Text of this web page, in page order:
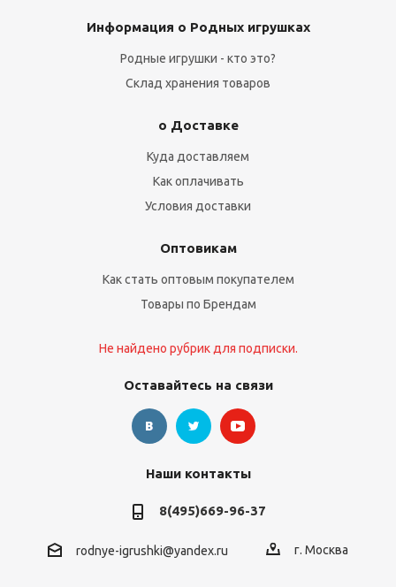
Информация о Родных игрушках
Родные игрушки - кто это?
Склад хранения товаров
о Доставке
Куда доставляем
Как оплачивать
Условия доставки
Оптовикам
Как стать оптовым покупателем
Товары по Брендам
Не найдено рубрик для подписки.
Оставайтесь на связи
Наши контакты
8(495)669-96-37
rodnye-igrushki@yandex.ru г. Москва